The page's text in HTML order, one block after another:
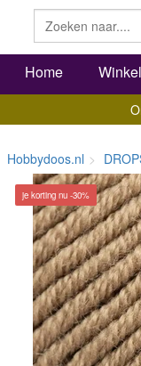
Home Winkel
Hobbydoos.nl
je korting nu -30%